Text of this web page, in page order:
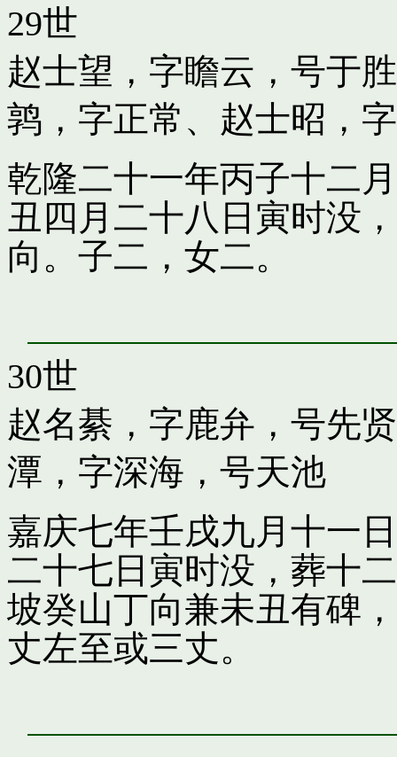
29世
赵士望，字瞻云，号于胜
鹑，字正常 、 赵士昭，
乾隆二十一年丙子十二
丑四月二十八日寅时没
向。子二，女二。
30世
赵名綦，字鹿弁，号先贤
潭，字深海，号天池
嘉庆七年壬戌九月十一
二十七日寅时没，葬十
坡癸山丁向兼未丑有碑
丈左至或三丈。